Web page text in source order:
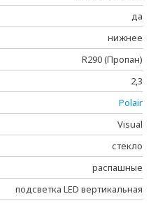
да
нижнее
R290 (Пропан)
2,3
Polair
Visual
стекло
распашные
подсветка LED вертикальная